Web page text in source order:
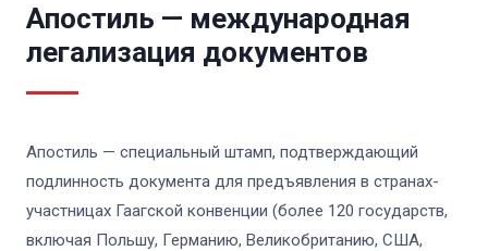
Апостиль — международная
легализация документов
Апостиль — специальный штамп, подтверждающий
подлинность документа для предъявления в странах-
участницах Гаагской конвенции (более 120 государств,
включая Польшу, Германию, Великобританию, США,